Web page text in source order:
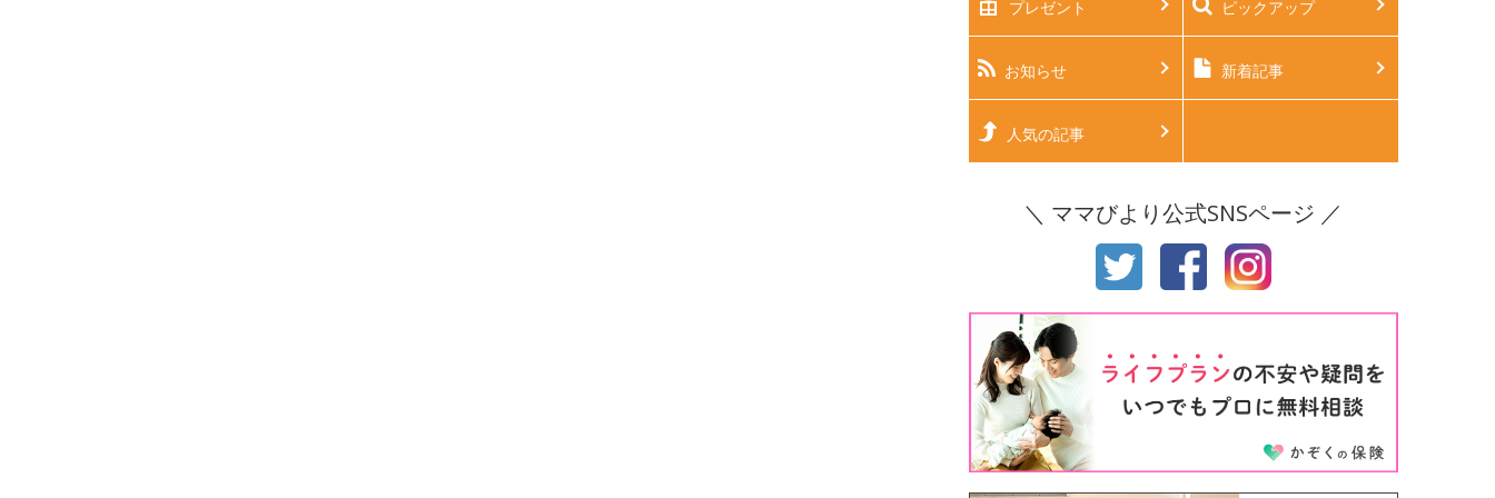
生後2ヶ月 生後3ヶ月
生後4ヶ月 生後5ヶ月
生後6ヶ月
生後11ヶ月
3才 4才
5才 6才
プレゼント ピックアップ
お知らせ 新着記事
人気の記事
＼ ママびより公式SNSページ ／